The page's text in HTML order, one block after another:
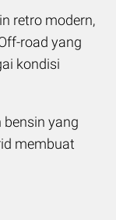
retro modern,
road yang
kondisi
yang
membuat